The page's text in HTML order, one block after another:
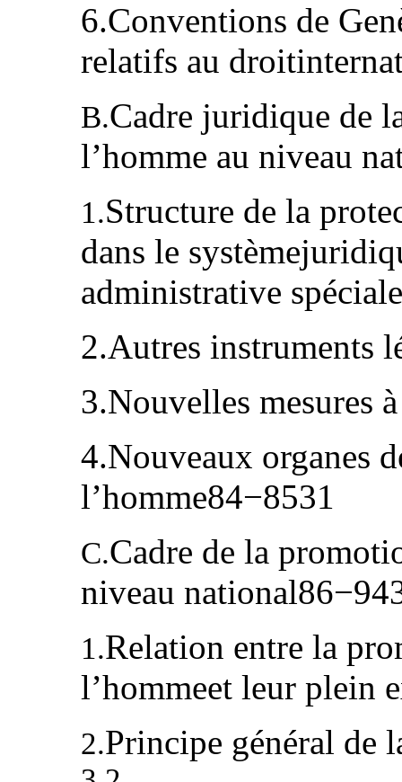
6.Conventions de
relatifs au
B.Cadre juridique de
l’homme au niveau
1.Structure de la
dans le
administrative
2.Autres instruments
3.Nouvelles mesures
4.Nouveaux organes
l’homme84−8531
C.Cadre de la
niveau
1.Relation entre la
l’hommeet leur plein
2.Principe général de